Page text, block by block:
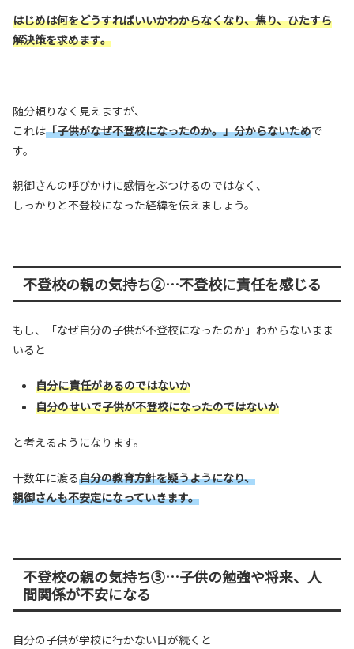
はじめは何をどうすればいいかわからなくなり、焦り、ひたすら
解決策を求めます。
随分頼りなく見えますが、
これは「子供がなぜ不登校になったのか。」分からないためで
す。
親御さんの呼びかけに感情をぶつけるのではなく、
しっかりと不登校になった経緯を伝えましょう。
不登校の親の気持ち②…不登校に責任を感じる
もし、「なぜ自分の子供が不登校になったのか」わからないまま
いると
自分に責任があるのではないか
自分のせいで子供が不登校になったのではないか
と考えるようになります。
十数年に渡る自分の教育方針を疑うようになり、
親御さんも不安定になっていきます。
不登校の親の気持ち③…子供の勉強や将来、人
間関係が不安になる
自分の子供が学校に行かない日が続くと